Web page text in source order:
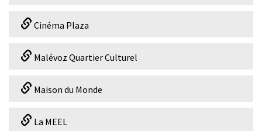
Cinéma Plaza
Malévoz Quartier Culturel
Maison du Monde
La MEEL